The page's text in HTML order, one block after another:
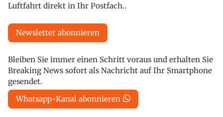
Luftfahrt direkt in Ihr Postfach..
Newsletter abonnieren
Bleiben Sie immer einen Schritt voraus und erhalten Sie
Breaking News sofort als Nachricht auf Ihr Smartphone
gesendet.
Whatsapp-Kanal abonnieren